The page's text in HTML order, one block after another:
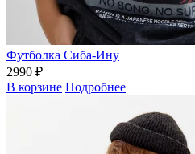
Футболка Сиба-Ину
2990 ₽
В корзине Подробнее